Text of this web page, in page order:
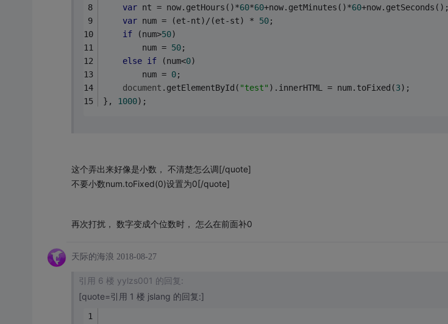
var nt = now.getHours()*60*60+now.getMinutes()*60+now.getSeconds();
var num = (et-nt)/(et-st) * 50;
if (num>50)
		num =
50;
else if (num<0)
		num =
0;
document .getElementById( "test" ).innerHTML = num.toFixed(3);
}, 1000);
这个弄出来好像是小数， 不清楚怎么调[/quote]
不要小数num.toFixed(0)设置为0[/quote]
再次打扰， 数字变成个位数时， 怎么在前面补0
天际的海浪 2018-08-27
引用 6 楼 yylzs001 的回复:
[quote=引用 1 楼 jslang 的回复:]